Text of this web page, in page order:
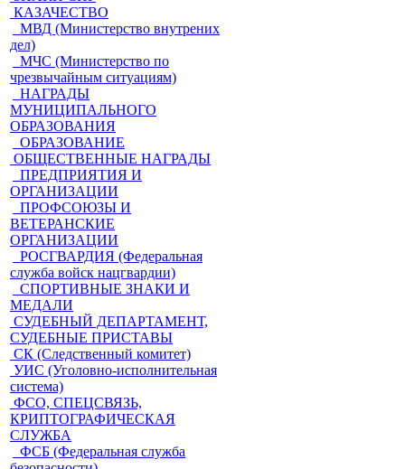
КАЗАЧЕСТВО
МВД (Министерство внутрених
дел)
МЧС (Министерство по
чрезвычайным ситуациям)
НАГРАДЫ
МУНИЦИПАЛЬНОГО
ОБРАЗОВАНИЯ
ОБРАЗОВАНИЕ
ОБЩЕСТВЕННЫЕ НАГРАДЫ
ПРЕДПРИЯТИЯ И
ОРГАНИЗАЦИИ
ПРОФСОЮЗЫ И
ВЕТЕРАНСКИЕ
ОРГАНИЗАЦИИ
РОСГВАРДИЯ (Федеральная
служба войск нацгвардии)
СПОРТИВНЫЕ ЗНАКИ И
МЕДАЛИ
СУДЕБНЫЙ ДЕПАРТАМЕНТ,
СУДЕБНЫЕ ПРИСТАВЫ
СК (Следственный комитет)
УИС (Уголовно-исполнительная
система)
ФСО, СПЕЦСВЯЗЬ,
КРИПТОГРАФИЧЕСКАЯ
СЛУЖБА
ФСБ (Федеральная служба